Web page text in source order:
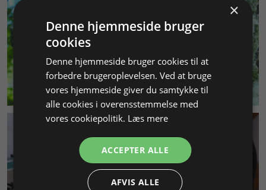
MILJØ & BÆREDYGTIGHED
×
Denne hjemmeside bruger
cookies
Denne hjemmeside bruger cookies til at
forbedre brugeroplevelsen. Ved at bruge
vores hjemmeside giver du samtykke til
alle cookies i overensstemmelse med
vores cookiepolitik. Læs mere
ACCEPTER ALLE
AFVIS ALLE